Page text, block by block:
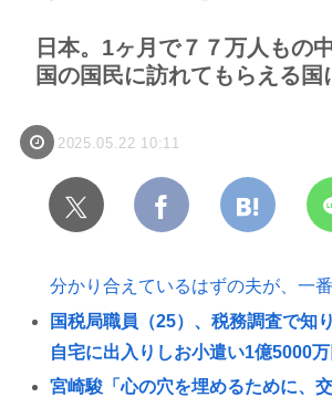
日本。1ヶ月で７７万人もの
国の国民に訪れてもらえる国
2025.05.22 10:11
分かり合えているはずの夫が、一
国税局職員（25）、税務調査で知
自宅に出入りしお小遣い1億5000
宮崎駿「心の穴を埋めるために、